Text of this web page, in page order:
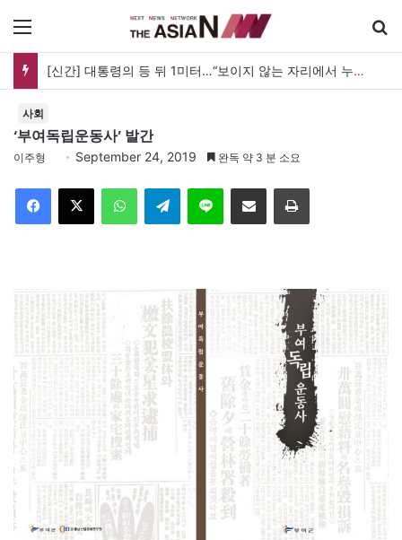
[신간] 대통령의 등 뒤 1미터…“보이지 않는 자리에서 누구를 지킨다는 것”
사회
‘부여독립운동사’ 발간
이주형 September 24, 2019 완독 약 3 분 소요
Telegram 이메일